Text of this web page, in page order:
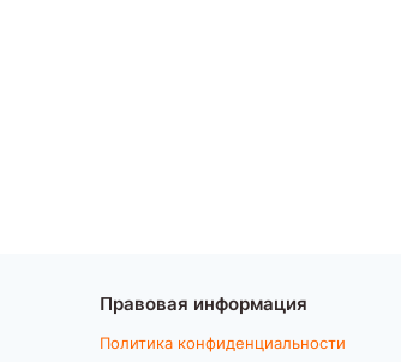
Правовая информация
Политика конфиденциальности